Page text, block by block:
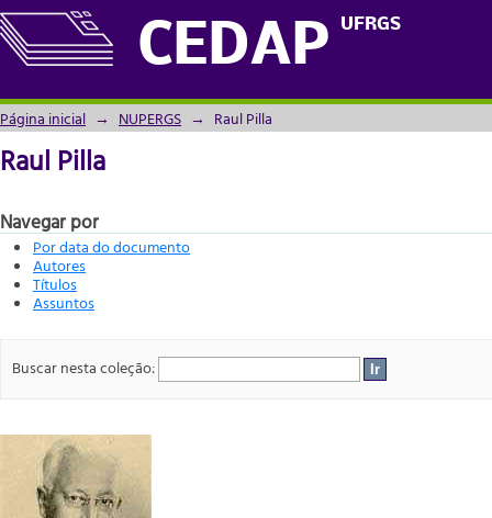
CEDAP UFRGS
Raul Pilla
Página inicial → NUPERGS → Raul Pilla
Raul Pilla
Navegar por
Por data do documento
Autores
Títulos
Assuntos
Buscar nesta coleção: